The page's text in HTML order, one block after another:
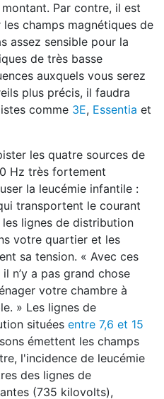
Par contre, il est
champs magnétiques de
assez sensible pour la
de très basse
auxquels vous serez
plus précis, il faudra
comme 3E, Essentia et
les quatre sources de
Hz très fortement
la leucémie infantile :
transportent le courant
lignes de distribution
votre quartier et les
sa tension. « Avec ces
n’y a pas grand chose
votre chambre à
» Les lignes de
situées entre 7,6 et 15
émettent les champs
l'incidence de leucémie
des lignes de
(735 kilovolts),